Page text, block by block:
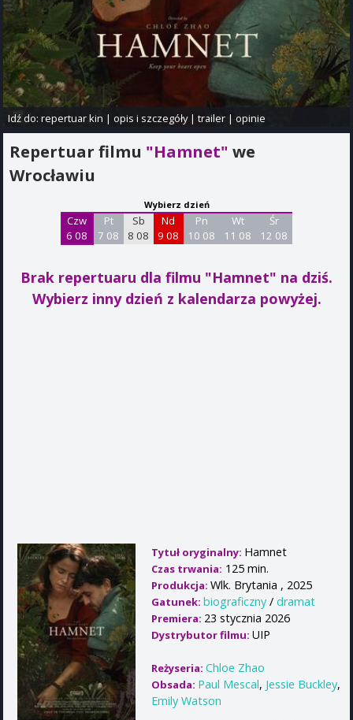
Idź do:repertuar kin |opis i szczegóły|trailer |opinie
Repertuar filmu "Hamnet" we
Wrocławiu
Wybierz dzień
Czw
6 08
Pt
7 08
Sb
8 08
Nd
9 08
Pn
10 08
Wt
11 08
Śr
12 08
Brak repertuaru dla filmu "Hamnet" na dziś.
Wybierz inny dzień z kalendarza powyżej.
Tytuł oryginalny: Hamnet
Czas trwania: 125 min.
Produkcja: Wlk. Brytania , 2025
Gatunek: biograficzny / dramat
Premiera: 23 stycznia 2026
Dystrybutor filmu: UIP
Reżyseria: Chloe Zhao
Obsada: Paul Mescal, Jessie Buckley,
Emily Watson